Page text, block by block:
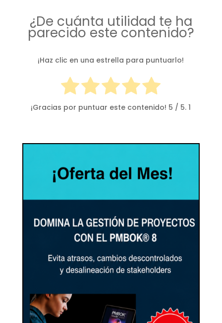
¿De cuánta utilidad te ha
parecido este contenido?
¡Haz clic en una estrella para puntuarlo!
¡Gracias por puntuar este contenido! 5 / 5.1